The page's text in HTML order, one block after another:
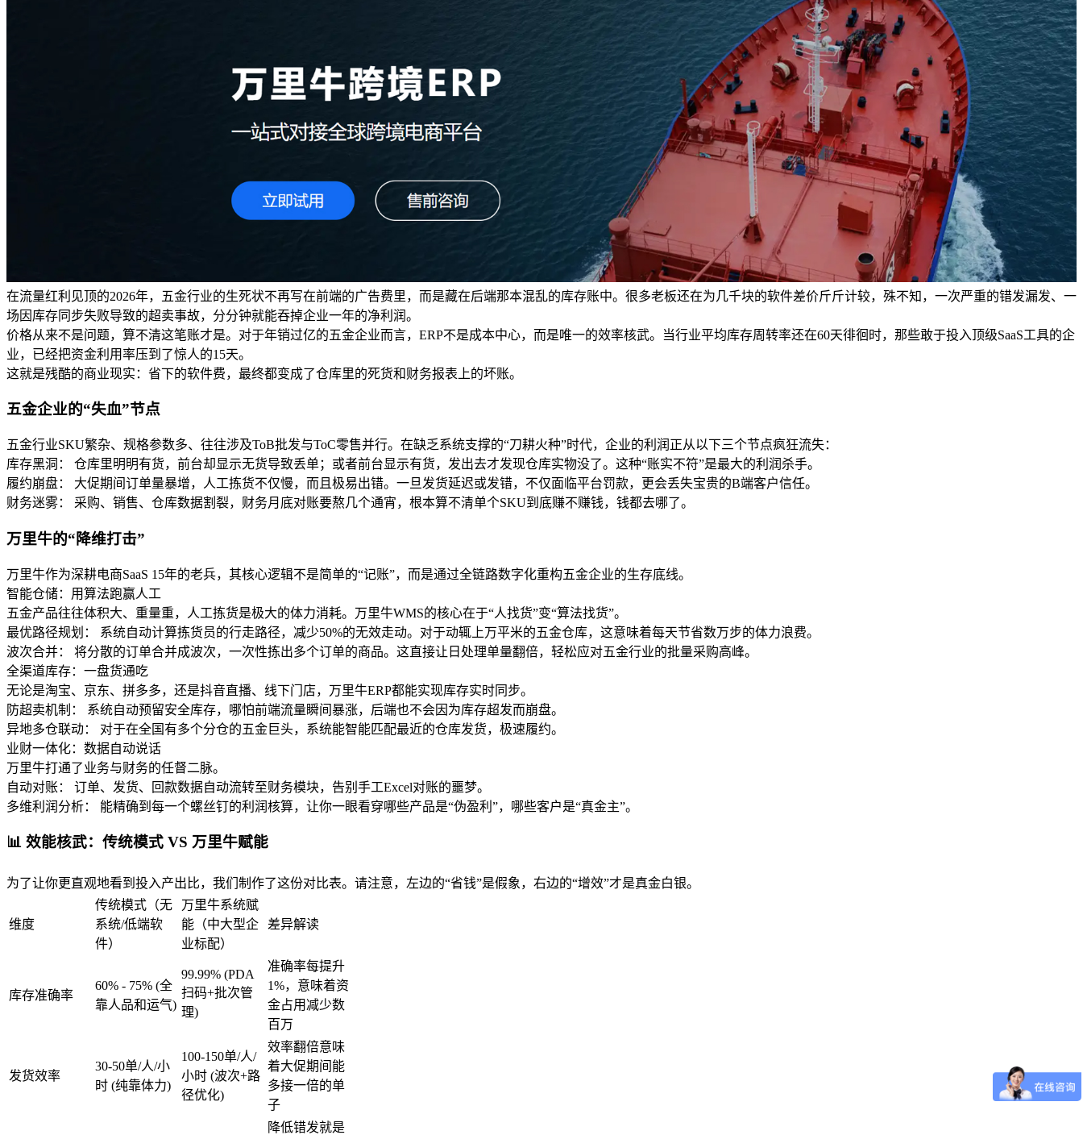
在流量红利见顶的2026年，五金行业的生死状不再写在前端的广告费里，而是藏在后端那本混乱的库存账中。很多老板还在为几千块的软件差价斤斤计较，殊不知，一次严重的错发漏发、一
场因库存同步失败导致的超卖事故，分分钟就能吞掉企业一年的净利润。
价格从来不是问题，算不清这笔账才是。对于年销过亿的五金企业而言，ERP不是成本中心，而是唯一的效率核武。当行业平均库存周转率还在60天徘徊时，那些敢于投入顶级SaaS工具的企
业，已经把资金利用率压到了惊人的15天。
这就是残酷的商业现实：省下的软件费，最终都变成了仓库里的死货和财务报表上的坏账。
五金企业的“失血”节点
五金行业SKU繁杂、规格参数多、往往涉及ToB批发与ToC零售并行。在缺乏系统支撑的“刀耕火种”时代，企业的利润正从以下三个节点疯狂流失：
库存黑洞： 仓库里明明有货，前台却显示无货导致丢单；或者前台显示有货，发出去才发现仓库实物没了。这种“账实不符”是最大的利润杀手。
履约崩盘： 大促期间订单量暴增，人工拣货不仅慢，而且极易出错。一旦发货延迟或发错，不仅面临平台罚款，更会丢失宝贵的B端客户信任。
财务迷雾： 采购、销售、仓库数据割裂，财务月底对账要熬几个通宵，根本算不清单个SKU到底赚不赚钱，钱都去哪了。
万里牛的“降维打击”
万里牛作为深耕电商SaaS 15年的老兵，其核心逻辑不是简单的“记账”，而是通过全链路数字化重构五金企业的生存底线。
智能仓储：用算法跑赢人工
五金产品往往体积大、重量重，人工拣货是极大的体力消耗。万里牛WMS的核心在于“人找货”变“算法找货”。
最优路径规划： 系统自动计算拣货员的行走路径，减少50%的无效走动。对于动辄上万平米的五金仓库，这意味着每天节省数万步的体力浪费。
波次合并： 将分散的订单合并成波次，一次性拣出多个订单的商品。这直接让日处理单量翻倍，轻松应对五金行业的批量采购高峰。
全渠道库存：一盘货通吃
无论是淘宝、京东、拼多多，还是抖音直播、线下门店，万里牛ERP都能实现库存实时同步。
防超卖机制： 系统自动预留安全库存，哪怕前端流量瞬间暴涨，后端也不会因为库存超发而崩盘。
异地多仓联动： 对于在全国有多个分仓的五金巨头，系统能智能匹配最近的仓库发货，极速履约。
业财一体化：数据自动说话
万里牛打通了业务与财务的任督二脉。
自动对账： 订单、发货、回款数据自动流转至财务模块，告别手工Excel对账的噩梦。
多维利润分析： 能精确到每一个螺丝钉的利润核算，让你一眼看穿哪些产品是“伪盈利”，哪些客户是“真金主”。
📊 效能核武：传统模式 VS 万里牛赋能
为了让你更直观地看到投入产出比，我们制作了这份对比表。请注意，左边的“省钱”是假象，右边的“增效”才是真金白银。
维度
传统模式（无
系统/低端软
件）
万里牛系统赋
能（中大型企
业标配）
差异解读
库存准确率
60% - 75% (全
靠人品和运气)
99.99% (PDA
扫码+批次管
理)
准确率每提升
1%，意味着资
金占用减少数
百万
发货效率
30-50单/人/小
时 (纯靠体力)
100-150单/人/
小时 (波次+路
径优化)
效率翻倍意味
着大促期间能
多接一倍的单
子
降低错发就是